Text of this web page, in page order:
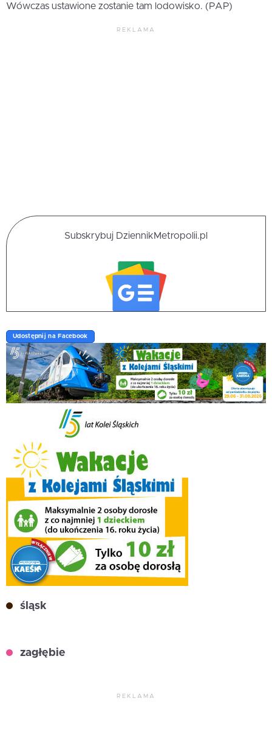
Wówczas ustawione zostanie tam lodowisko. (PAP)
REKLAMA
Subskrybuj DziennikMetropolii.pl
Udostępnij na Facebook
śląsk
zagłębie
REKLAMA